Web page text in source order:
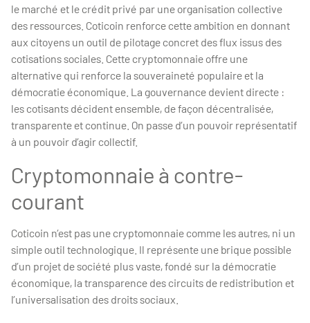
le marché et le crédit privé par une organisation collective
des ressources. Coticoin renforce cette ambition en donnant
aux citoyens un outil de pilotage concret des flux issus des
cotisations sociales. Cette cryptomonnaie offre une
alternative qui renforce la souveraineté populaire et la
démocratie économique. La gouvernance devient directe :
les cotisants décident ensemble, de façon décentralisée,
transparente et continue. On passe d’un pouvoir représentatif
à un pouvoir d’agir collectif.
Cryptomonnaie à contre-
courant
Coticoin n’est pas une cryptomonnaie comme les autres, ni un
simple outil technologique. Il représente une brique possible
d’un projet de société plus vaste, fondé sur la démocratie
économique, la transparence des circuits de redistribution et
l’universalisation des droits sociaux.